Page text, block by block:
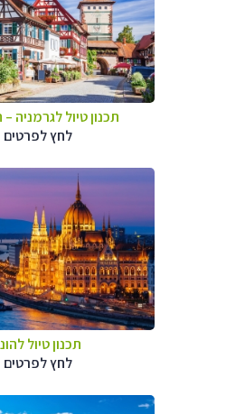
תכנון טיול לגרמניה –
לחץ לפרטים
תכנון טיול
לחץ לפרטים